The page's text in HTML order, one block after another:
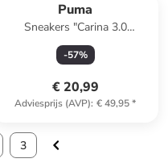
Puma
Sneakers "Carina 3.0
Memoires" crème/lichtblauw
-57%
€ 20,99
Adviesprijs (AVP): € 49,95*
3